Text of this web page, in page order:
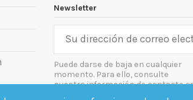
Newsletter
Puede darse de baja en cualquier
momento. Para ello, consulte
nuestra información de contacto